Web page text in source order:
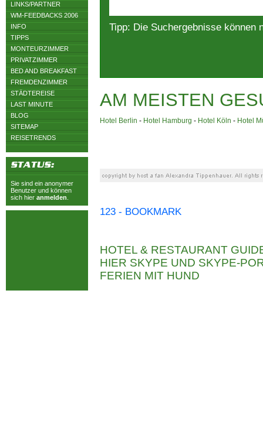
LINKS/PARTNER
WM-FEEDBACKS 2006
INFO
TIPPS
MONTEURZIMMER
PRIVATZIMMER
BED AND BREAKFAST
FREMDENZIMMER
STÄDTEREISE
LAST MINUTE
BLOG
SITEMAP
REISETRENDS
Sie sind ein anonymer
Benutzer und können
sich hier anmelden
Tipp: Die Suchergebnisse können
AM MEISTEN
Hotel Berlin - Hotel Hamburg - Hotel Köln - Hotel
123 - BOOKMARK
HOTEL & RESTAURANT
HIER SKYPE UND SKYPE-
FERIEN MIT HUND